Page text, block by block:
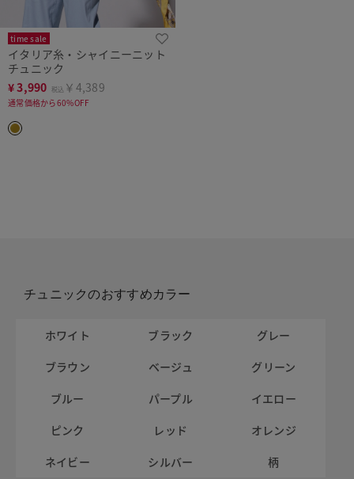
time sale
イタリア糸・シャイニーニット
チュニック
¥3,990 税込 ￥4,389
通常価格から60%OFF
チュニックのおすすめカラー
ホワイト ブラック
グレー
ブラウン
ベージュ
グリーン
ブルー
パープル
イエロー
ピンク
レッド
オレンジ
ネイビー
シルバー 柄